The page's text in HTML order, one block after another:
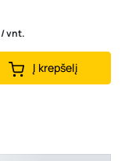
vnt.
Į krepšelį